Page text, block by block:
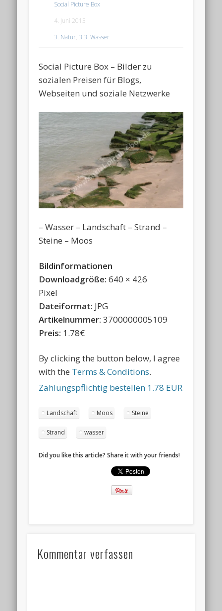
Social Picture Box
4. Juni 2013
3. Natur,3.3. Wasser
Social Picture Box – Bilder zu
sozialen Preisen für Blogs,
Webseiten und soziale Netzwerke
– Wasser – Landschaft – Strand –
Steine – Moos
Bildinformationen
Downloadgröße: 640 × 426
Pixel
Dateiformat: JPG
Artikelnummer: 3700000005109
Preis: 1.78€
By clicking the button below, I agree
with the Terms & Conditions.
Zahlungspflichtig bestellen 1.78 EUR
Landschaft Moos Steine
Strand wasser
Did you like this article? Share it with your friends!
Kommentar verfassen